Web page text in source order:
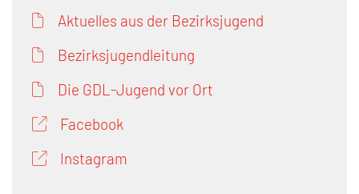
Aktuelles aus der Bezirksjugend
Bezirksjugendleitung
Die GDL-Jugend vor Ort
Facebook
Instagram